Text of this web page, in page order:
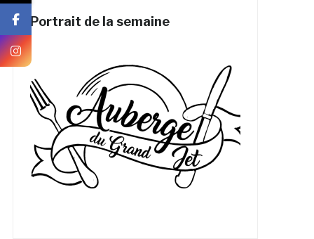
Portrait de la semaine